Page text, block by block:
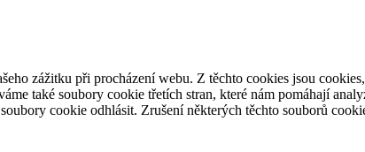
zážitku při procházení webu. Z těchto cookies jsou
také soubory cookie třetích stran, které nám pomáhají
cookie odhlásit. Zrušení některých těchto souborů